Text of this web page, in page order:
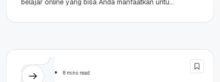
belajar online yang bisa Anda manfaatkan untuk
online telah menjadi pilihan...
Website 8 mins read